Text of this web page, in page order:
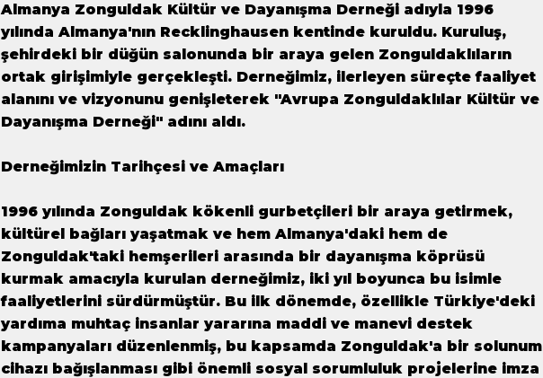
Almanya Zonguldak Kültür ve Dayanışma Derneği adıyla 1996
yılında Almanya'nın Recklinghausen kentinde kuruldu. Kuruluş,
şehirdeki bir düğün salonunda bir araya gelen Zonguldaklıların
ortak girişimiyle gerçekleşti. Derneğimiz, ilerleyen süreçte faaliyet
alanını ve vizyonunu genişleterek "Avrupa Zonguldaklılar Kültür ve
Dayanışma Derneği" adını aldı.
Derneğimizin Tarihçesi ve Amaçları
1996 yılında Zonguldak kökenli gurbetçileri bir araya getirmek,
kültürel bağları yaşatmak ve hem Almanya'daki hem de
Zonguldak'taki hemşerileri arasında bir dayanışma köprüsü
kurmak amacıyla kurulan derneğimiz, iki yıl boyunca bu isimle
faaliyetlerini sürdürmüştür. Bu ilk dönemde, özellikle Türkiye'deki
yardıma muhtaç insanlar yararına maddi ve manevi destek
kampanyaları düzenlenmiş, bu kapsamda Zonguldak'a bir solunum
cihazı bağışlanması gibi önemli sosyal sorumluluk projelerine imza